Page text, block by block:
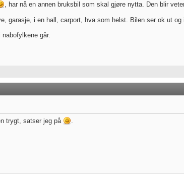
, har nå en annen bruksbil som skal gjøre nytta. Den blir
garasje, i en hall, carport, hva som helst. Bilen ser ok ut
går.
trygt, satser jeg på .